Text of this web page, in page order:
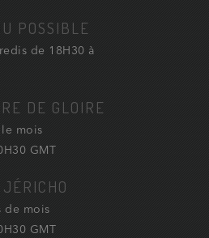
POSSIBLE
de 18H30 à
DE GLOIRE
le mois
GMT
de mois
GMT